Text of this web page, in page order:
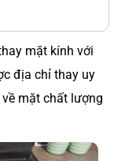
mặt kính với
địa chỉ thay uy
mặt chất lượng